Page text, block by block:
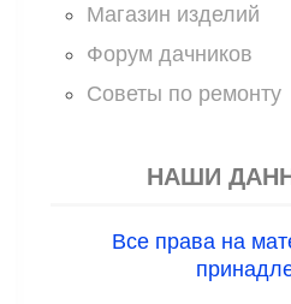
Магазин изделий
Форум дачников
Советы по ремонту
НАШИ
Все права на